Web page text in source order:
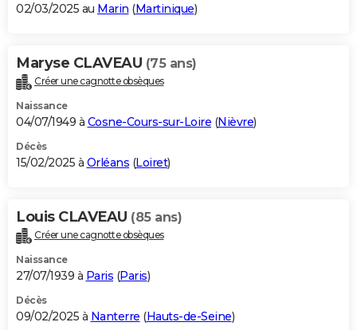
02/03/2025 au Marin (Martinique)
Maryse CLAVEAU (75 ans)
Créer une cagnotte obsèques
Naissance
04/07/1949 à Cosne-Cours-sur-Loire (Nièvre)
Décès
15/02/2025 à Orléans (Loiret)
Louis CLAVEAU (85 ans)
Créer une cagnotte obsèques
Naissance
27/07/1939 à Paris (Paris)
Décès
09/02/2025 à Nanterre (Hauts-de-Seine)